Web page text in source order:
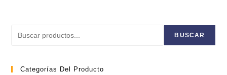
BUSCAR
Categorías Del Producto